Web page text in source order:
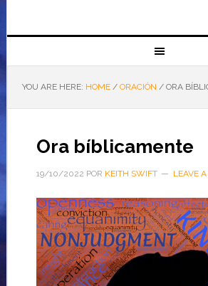
YOU ARE HERE: HOME / ORACIÓN /ORA
Ora bíblicamente
19/10/2022 POR KEITH SWIFT LEAVE